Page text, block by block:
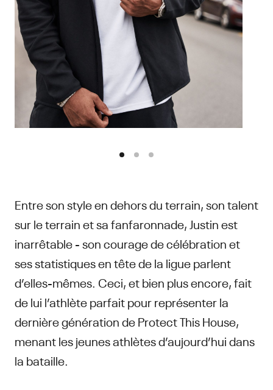
Entre son style en dehors du terrain, son talent
sur le terrain et sa fanfaronnade, Justin est
inarrêtable - son courage de célébration et
ses statistiques en tête de la ligue parlent
d’elles-mêmes. Ceci, et bien plus encore, fait
de lui l’athlète parfait pour représenter la
dernière génération de Protect This House,
menant les jeunes athlètes d’aujourd’hui dans
la bataille.